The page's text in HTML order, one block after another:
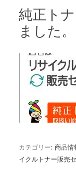
純正ト
ました。
カテゴリー: 商品情
イクルトナー販売